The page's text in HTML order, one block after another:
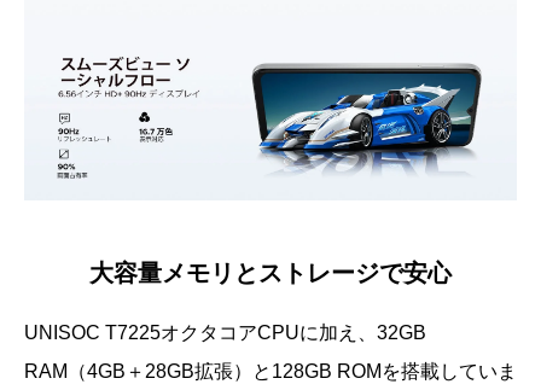
大容量メモリとストレージで安心
UNISOC T7225オクタコアCPUに加え、32GB
RAM（4GB＋28GB拡張）と128GB ROMを搭載していま